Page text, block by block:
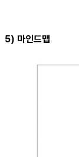
5) 마인드맵